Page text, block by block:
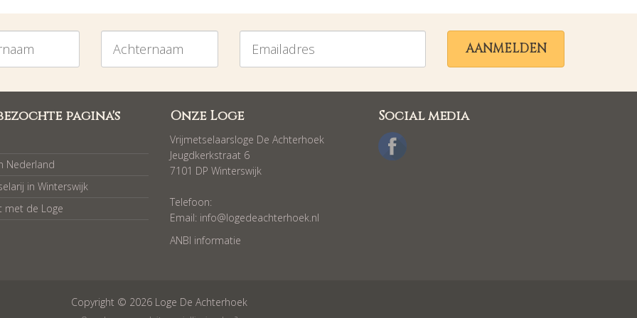
AANMELDEN
pagina's
Nederland
in Winterswijk
met de Loge
Onze Loge
Vrijmetselaarsloge De Achterhoek
Jeugdkerkstraat 6
7101 DP Winterswijk
Telefoon:
Email: info@logedeachterhoek.nl
ANBI informatie
Social media
Copyright © 2026 Loge De Achterhoek